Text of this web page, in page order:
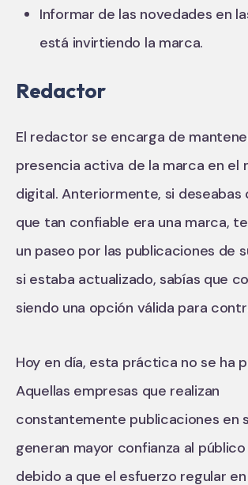
Informar de las novedades en
está invirtiendo la marca.
Redactor
El redactor se encarga de
presencia activa de la marca en el
digital. Anteriormente, si deseabas
que tan confiable era una marca,
un paseo por las publicaciones de
si estaba actualizado, sabías que
siendo una opción válida para
Hoy en día, esta práctica no se ha
Aquellas empresas que realizan
constantemente publicaciones en
generan mayor confianza al
debido a que el esfuerzo regular en